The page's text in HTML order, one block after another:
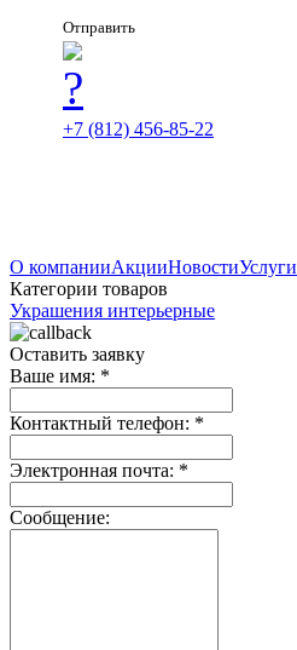
Отправить
+7 (812) 456-85-22
О компанииАкцииНовостиУслуги
Категории товаров
Украшения интерьерные
Оставить заявку
Ваше имя: *
Контактный телефон: *
Электронная почта: *
Сообщение: